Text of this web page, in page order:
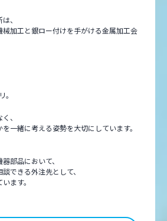
、
加工と銀ロー付けを手がける金属加工会
。
、
一緒に考える姿勢を大切にしています。
部品において、
できる外注先として、
ます。